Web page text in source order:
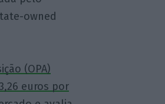
owned
(OPA)
euros por